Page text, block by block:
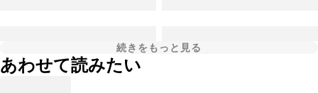
続きをもっと見る
あわせて読みたい